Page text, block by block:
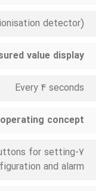
detector)
value display
Every 4 seconds
concept
for setting
and alarm